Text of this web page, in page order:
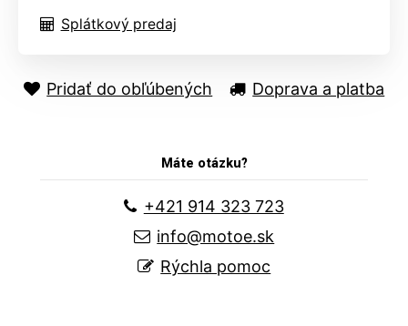
Splátkový predaj
Pridať do obľúbených Doprava a platba
Máte otázku?
+421 914 323 723
info@motoe.sk
Rýchla pomoc